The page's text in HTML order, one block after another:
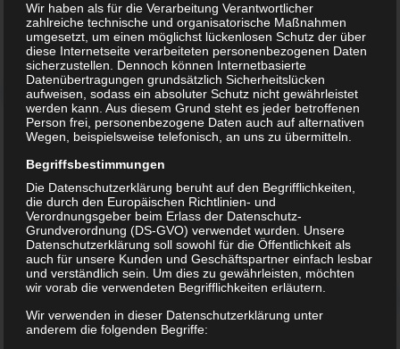
Das Vereinsgelände namens „Gerhard-Müller-
Sportstätte“ liegt am südlichsten Zipfel von
Dresden. Es besteht aus einem
Kunstrasenplatz, der im Jahr 2014 erneuert
wurde, 2 Beachvolleyball-Feldern und einem
Basketball-Asche-Platz.
Nach aktuellem Wissensstand gehen die
Wir haben als für die Verarbeitung Verantwortlicher
zahlreiche technische und organisatorische Maßnahmen
umgesetzt, um einen möglichst lückenlosen Schutz der über
diese Internetseite verarbeiteten personenbezogenen Daten
sicherzustellen. Dennoch können Internetbasierte
Datenübertragungen grundsätzlich Sicherheitslücken
aufweisen, sodass ein absoluter Schutz nicht gewährleistet
werden kann. Aus diesem Grund steht es jeder betroffenen
Person frei, personenbezogene Daten auch auf alternativen
Wegen, beispielsweise telefonisch, an uns zu übermitteln.
Begriffsbestimmungen
Die Datenschutzerklärung beruht auf den Begrifflichkeiten,
die durch den Europäischen Richtlinien- und
Verordnungsgeber beim Erlass der Datenschutz-
Grundverordnung (DS-GVO) verwendet wurden. Unsere
Datenschutzerklärung soll sowohl für die Öffentlichkeit als
auch für unsere Kunden und Geschäftspartner einfach lesbar
und verständlich sein. Um dies zu gewährleisten, möchten
wir vorab die verwendeten Begrifflichkeiten erläutern.
Wir verwenden in dieser Datenschutzerklärung unter
anderem die folgenden Begriffe: